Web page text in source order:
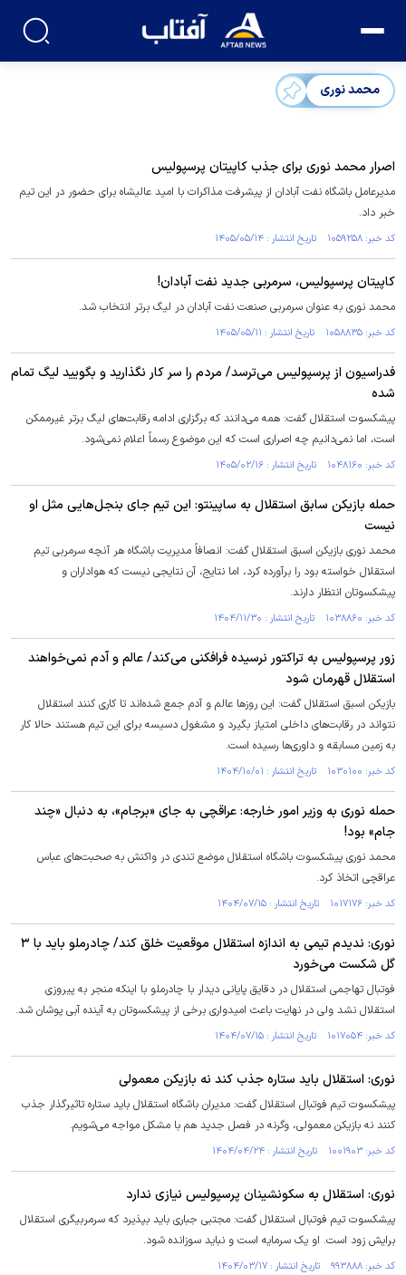
محمد نوری
اصرار محمد نوری برای جذب کاپیتان پرسپولیس
مدیرعامل باشگاه نفت آبادان از پیشرفت مذاکرات با امید عالیشاه برای حضور در این تیم
خبر داد.
کد خبر: ۱۰۵۹۲۵۸ تاریخ انتشار : ۱۴۰۵/۰۵/۱۴
کاپیتان پرسپولیس، سرمربی جدید نفت آبادان!
محمد نوری به عنوان سرمربی صنعت نفت آبادان در لیگ برتر انتخاب شد.
کد خبر: ۱۰۵۸۸۳۵ تاریخ انتشار : ۱۴۰۵/۰۵/۱۱
فدراسیون از پرسپولیس می‌ترسد/ مردم را سر کار نگذارید و بگویید لیگ تمام
شده
پیشکسوت استقلال گفت: همه می‌دانند که برگزاری ادامه رقابت‌های لیگ برتر غیرممکن
است، اما نمی‌دانیم چه اصراری است که این موضوع رسماً اعلام نمی‌شود.
کد خبر: ۱۰۴۸۱۶۰ تاریخ انتشار : ۱۴۰۵/۰۲/۱۶
حمله بازیکن سابق استقلال به ساپینتو: این تیم جای بنجل‌هایی مثل او
نیست
محمد نوری بازیکن اسبق استقلال گفت: انصافاً مدیریت باشگاه هر آنچه سرمربی تیم
استقلال خواسته بود را برآورده کرد، اما نتایج، آن نتایجی نیست که هواداران و
پیشکسوتان انتظار دارند.
کد خبر: ۱۰۳۸۸۶۰ تاریخ انتشار : ۱۴۰۴/۱۱/۳۰
زور پرسپولیس به تراکتور نرسیده فرافکنی می‌کند/ عالم و آدم نمی‌خواهند
استقلال قهرمان شود
بازیکن اسبق استقلال گفت: این روز‌ها عالم و آدم جمع شده‌اند تا کاری کنند استقلال
نتواند در رقابت‌های داخلی امتیاز بگیرد و مشغول دسیسه برای این تیم هستند حالا کار
به زمین مسابقه و داوری‌ها رسیده است.
کد خبر: ۱۰۳۰۱۰۰ تاریخ انتشار : ۱۴۰۴/۱۰/۰۱
حمله نوری به وزیر امور خارجه: عراقچی به جای «برجام»، به دنبال «چند
جام» بود!
محمد نوری پیشکسوت باشگاه استقلال موضع تندی در واکنش به صحبت‌های عباس
عراقچی اتخاذ کرد.
کد خبر: ۱۰۱۷۱۷۶ تاریخ انتشار : ۱۴۰۴/۰۷/۱۵
نوری: ندیدم تیمی به اندازه استقلال موقعیت خلق کند/ چادرملو باید با ۳
گل شکست می‌خورد
فوتبال تهاجمی استقلال در دقایق پایانی دیدار با چادرملو با اینکه منجر به پیروزی
استقلال نشد ولی در نهایت باعث امیدواری برخی از پیشکسوتان به آینده آبی پوشان شد.
کد خبر: ۱۰۱۷۰۵۴ تاریخ انتشار : ۱۴۰۴/۰۷/۱۵
نوری: استقلال باید ستاره جذب کند نه بازیکن معمولی
پیشکسوت تیم فوتبال استقلال گفت: مدیران باشگاه استقلال باید ستاره تاثیرگذار جذب
کنند نه بازیکن معمولی، وگرنه در فصل جدید هم با مشکل مواجه می‌شویم.
کد خبر: ۱۰۰۱۹۰۳ تاریخ انتشار : ۱۴۰۴/۰۴/۲۴
نوری: استقلال به سکونشینان پرسپولیس نیازی ندارد
پیشکسوت تیم فوتبال استقلال گفت: مجتبی جباری باید بپذیرد که سرمربیگری استقلال
برایش زود است. او یک سرمایه است و نباید سوزانده شود.
کد خبر: ۹۹۳۸۸۸ تاریخ انتشار : ۱۴۰۴/۰۳/۱۷